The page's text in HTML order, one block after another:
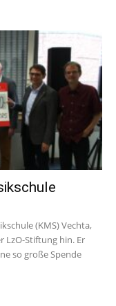
(KMS) Vechta,
LzO-Stiftung hin. Er
so große Spende